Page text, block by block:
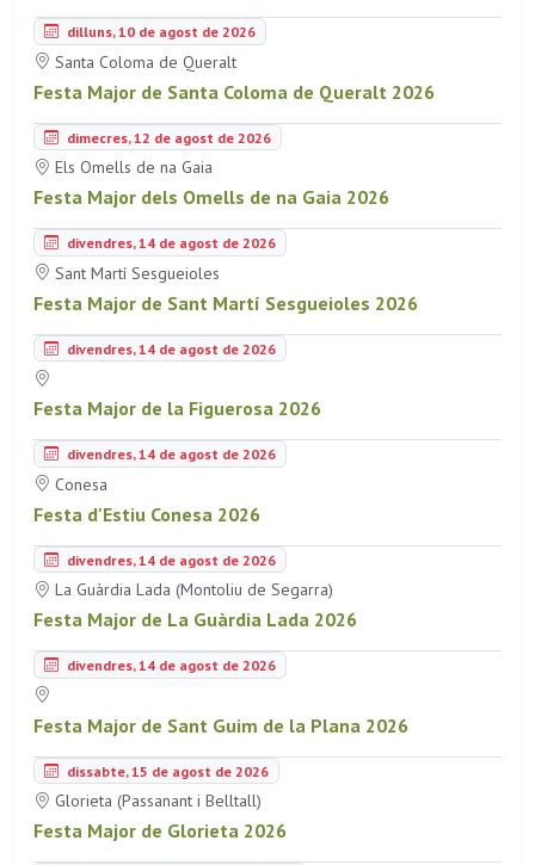
dilluns, 10 de agost de 2026
Santa Coloma de Queralt
Festa Major de Santa Coloma de Queralt 2026
dimecres, 12 de agost de 2026
Els Omells de na Gaia
Festa Major dels Omells de na Gaia 2026
divendres, 14 de agost de 2026
Sant Martí Sesgueioles
Festa Major de Sant Martí Sesgueioles 2026
divendres, 14 de agost de 2026
Festa Major de la Figuerosa 2026
divendres, 14 de agost de 2026
Conesa
Festa d'Estiu Conesa 2026
divendres, 14 de agost de 2026
La Guàrdia Lada (Montoliu de Segarra)
Festa Major de La Guàrdia Lada 2026
divendres, 14 de agost de 2026
Festa Major de Sant Guim de la Plana 2026
dissabte, 15 de agost de 2026
Glorieta (Passanant i Belltall)
Festa Major de Glorieta 2026